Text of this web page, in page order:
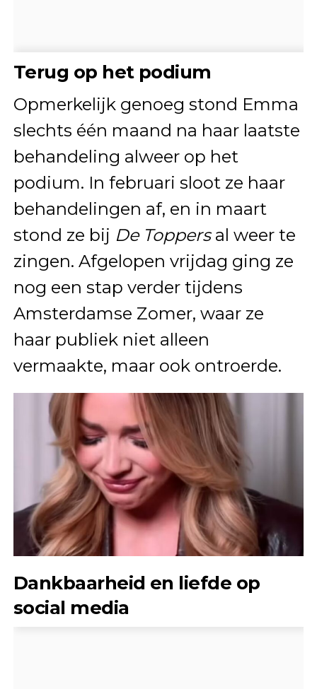
Terug op het podium
Opmerkelijk genoeg stond Emma
slechts één maand na haar laatste
behandeling alweer op het
podium. In februari sloot ze haar
behandelingen af, en in maart
stond ze bij De Toppersal weer te
zingen. Afgelopen vrijdag ging ze
nog een stap verder tijdens
Amsterdamse Zomer, waar ze
haar publiek niet alleen
vermaakte, maar ook ontroerde.
Dankbaarheid en liefde op
social media